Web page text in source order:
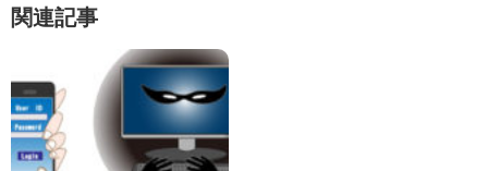
関連記事